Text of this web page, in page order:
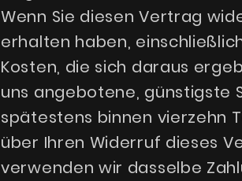
Wenn Sie diesen Vertrag
erhalten haben,
Kosten, die sich daraus
uns angebotene, günstigste
spätestens binnen vierzehn
über Ihren Widerruf dieses
verwenden wir dasselbe